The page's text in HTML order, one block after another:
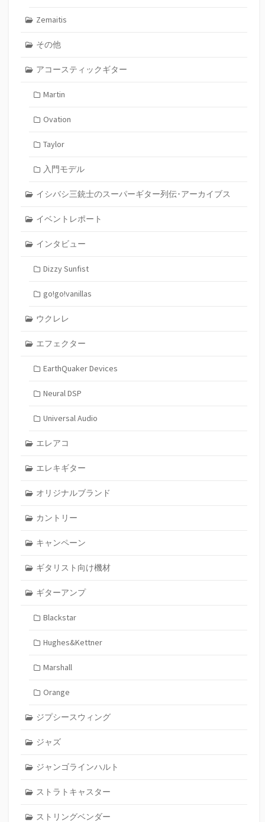
Zemaitis
その他
アコースティックギター
Martin
Ovation
Taylor
入門モデル
イシバシ三銃士のスーパーギター列伝･アーカイブス
イベントレポート
インタビュー
Dizzy Sunfist
go!go!vanillas
ウクレレ
エフェクター
EarthQuaker Devices
Neural DSP
Universal Audio
エレアコ
エレキギター
オリジナルブランド
カントリー
キャンペーン
ギタリスト向け機材
ギターアンプ
Blackstar
Hughes&Kettner
Marshall
Orange
ジプシースウィング
ジャズ
ジャンゴラインハルト
ストラトキャスター
ストリングベンダー